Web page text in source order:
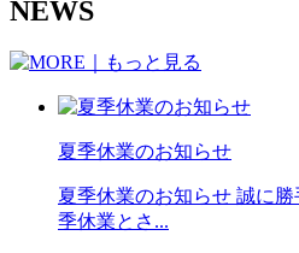
NEWS
夏季休業のお知らせ
夏季休業のお知らせ 誠に
季休業とさ...